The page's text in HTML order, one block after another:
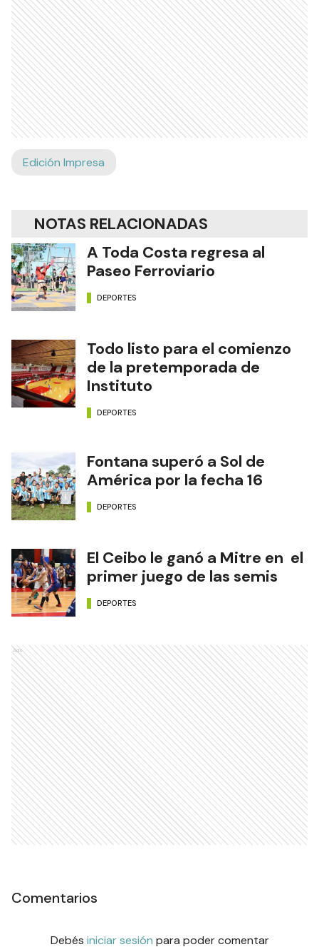
Edición Impresa
NOTAS RELACIONADAS
A Toda Costa regresa al
Paseo Ferroviario
DEPORTES
Todo listo para el comienzo
de la pretemporada de
Instituto
DEPORTES
Fontana superó a Sol de
América por la fecha 16
DEPORTES
El Ceibo le ganó a Mitre en el
primer juego de las semis
DEPORTES
Ads
Comentarios
Debés iniciar sesión para poder comentar